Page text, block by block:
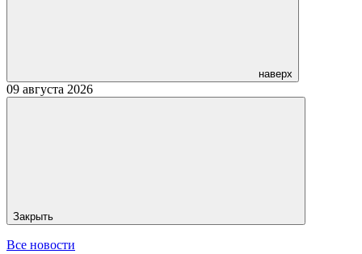
наверх
09 августа 2026
Закрыть
Все новости